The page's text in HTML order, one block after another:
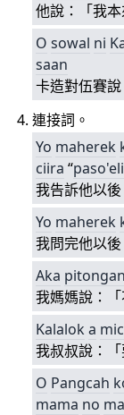
他說：「我本
O sowal ni
saan
卡造對伍賽
連接詞。
Yo maherek
ciira “
我告訴他以
Yo maherek
我問完他以
Aka
我媽媽說：
Kalalok a
我叔叔說：
O Pangcah
mama no